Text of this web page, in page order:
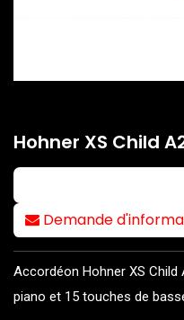
Hohner XS Child
Demande
Accordéon Hohner XS
piano et 15 touches de